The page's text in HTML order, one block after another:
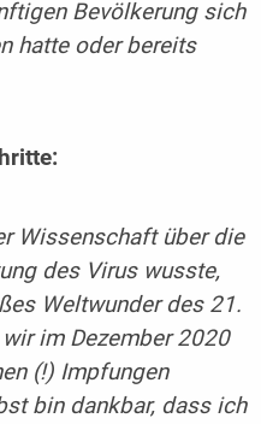
Bevölkerung sich
hatte oder bereits
Wissenschaft über die
des Virus wusste,
Weltwunder des 21.
im Dezember 2020
(!) Impfungen
bin dankbar, dass ich